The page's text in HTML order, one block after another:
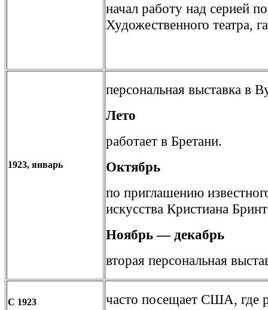
начал работу над серией
Художественного театра,
1923, январь
персональная выставка в
Лето
работает в Бретани.
Октябрь
по приглашению
искусства Кристиана
Ноябрь — декабрь
вторая персональная
С 1923 часто посещает США, где